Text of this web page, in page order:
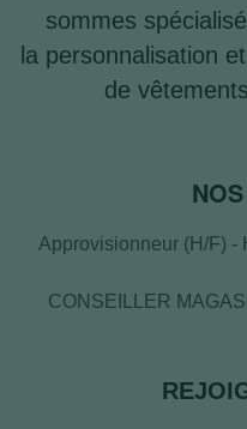
sommes
la personnalisation
de
Approvisionneur (H/F) -
CONSEILLER